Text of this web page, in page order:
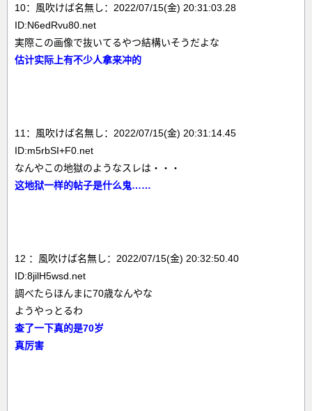
10：風吹けば名無し：2022/07/15(金) 20:31:03.28
ID:N6edRvu80.net
実際この画像で抜いてるやつ結構いそうだよな
估计实际上有不少人拿来冲的
11：風吹けば名無し：2022/07/15(金) 20:31:14.45
ID:m5rbSI+F0.net
なんやこの地獄のようなスレは・・・
这地狱一样的帖子是什么鬼……
12 ：風吹けば名無し：2022/07/15(金) 20:32:50.40
ID:8jilH5wsd.net
調べたらほんまに70歳なんやな
ようやっとるわ
查了一下真的是70岁
真厉害